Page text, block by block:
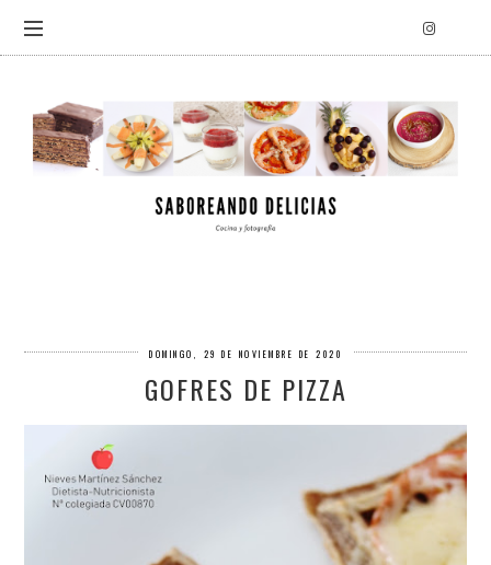
DOMINGO, 29 DE NOVIEMBRE DE 2020
GOFRES DE PIZZA